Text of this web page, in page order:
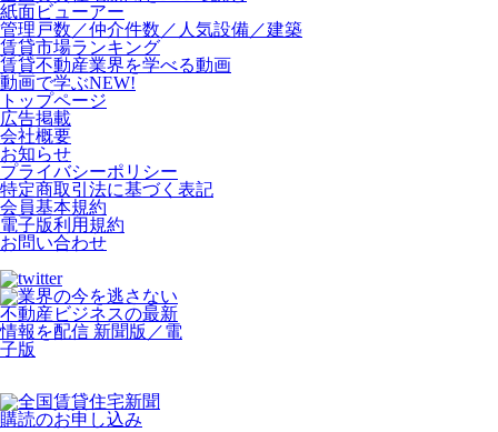
紙面ビューアー
管理戸数／仲介件数／人気設備／建築
賃貸市場ランキング
賃貸不動産業界を学べる動画
動画で学ぶNEW!
トップページ
広告掲載
会社概要
お知らせ
プライバシーポリシー
特定商取引法に基づく表記
会員基本規約
電子版利用規約
お問い合わせ